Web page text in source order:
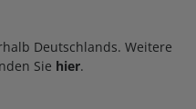
Deutschlands. Weitere
Sie hier.